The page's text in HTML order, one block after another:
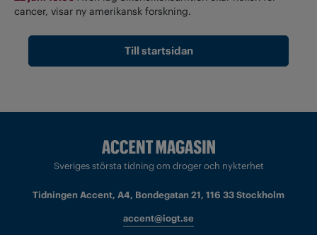
cancer, visar ny amerikansk forskning.
Till startsidan
Sveriges största tidning om droger och nykterhet
Tidningen Accent, A4, Bondegatan 21, 116 33 Stockholm
accent@iogt.se